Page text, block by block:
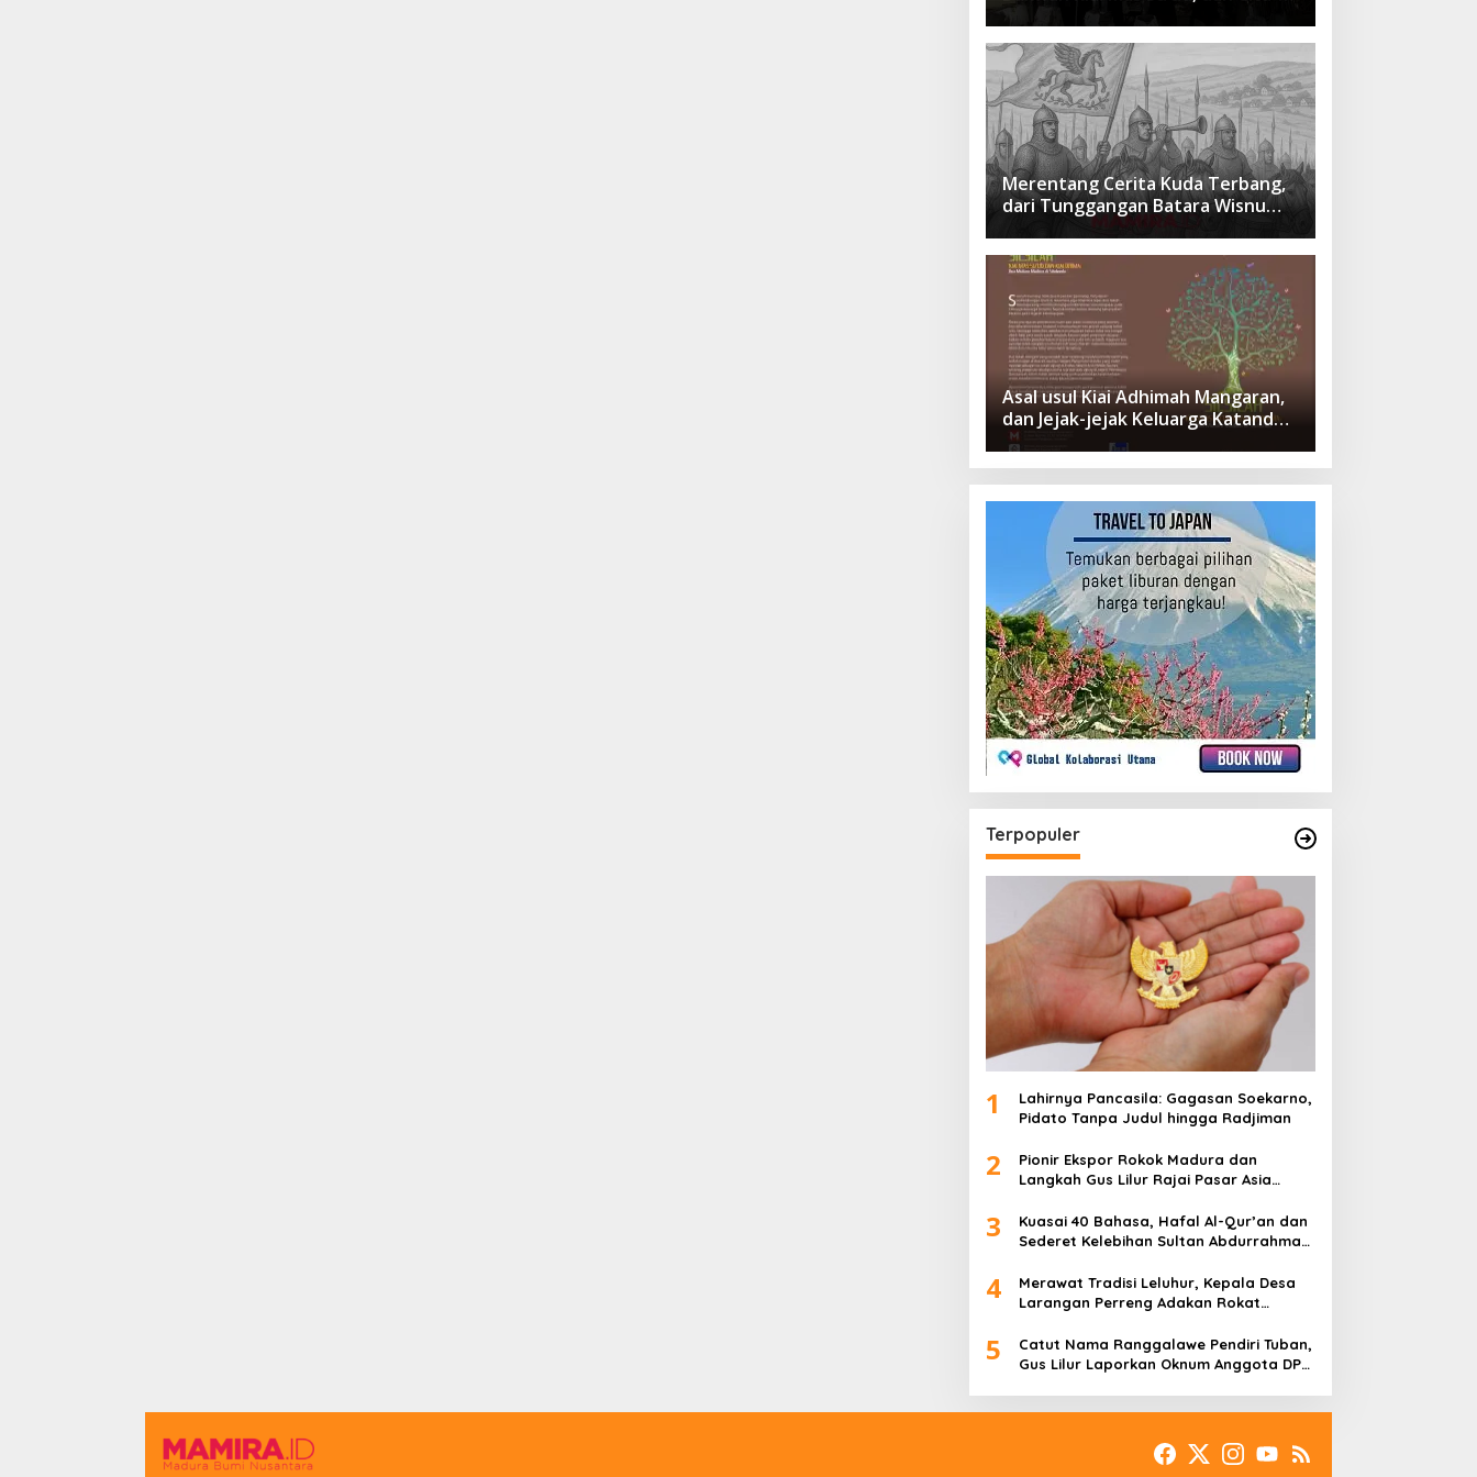
cita Besar Sang Penerus
Menusantara dan Mendunia
Merentang Cerita Kuda Terbang,
dari Tunggangan Batara Wisnu
Hingga Simbol Ketangguhan Para
Kesatria
Asal usul Kiai Adhimah Mangaran,
dan Jejak-jejak Keluarga Katandur
di Situbondo
Terpopuler
1
Lahirnya Pancasila: Gagasan Soekarno,
Pidato Tanpa Judul hingga Radjiman
2
Pionir Ekspor Rokok Madura dan
Langkah Gus Lilur Rajai Pasar Asia
3
Kuasai 40 Bahasa, Hafal Al-Qur’an dan
Sederet Kelebihan Sultan Abdurrahman
4
Merawat Tradisi Leluhur, Kepala Desa
Larangan Perreng Adakan Rokat
5
Catut Nama Ranggalawe Pendiri Tuban,
Gus Lilur Laporkan Oknum Anggota DPR